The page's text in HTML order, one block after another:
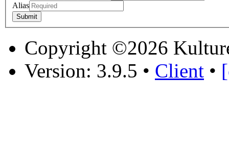
Alias
Copyright ©2026
Version: 3.9.5 • Client •